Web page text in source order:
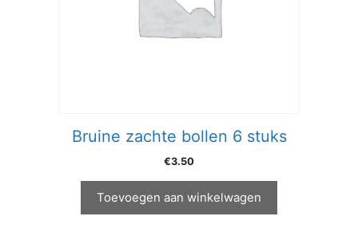
Bruine zachte bollen 6 stuks
€3.50
Toevoegen aan winkelwagen